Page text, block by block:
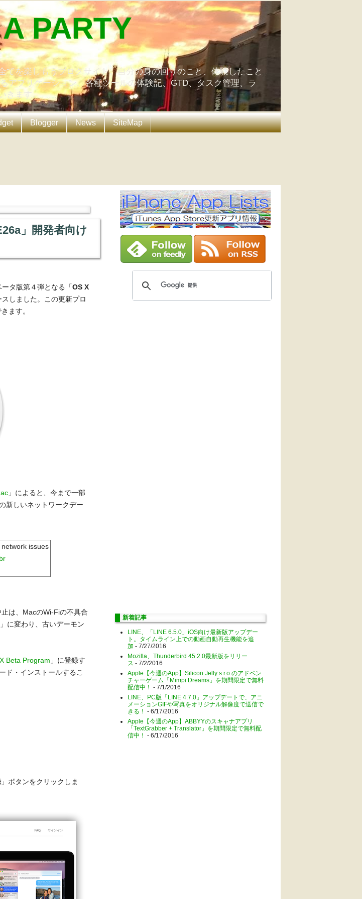
PARTY
を楽しもうブログサイト。自分の身の回りのこと、体験したこと
アプリケーション、各種ツールの体験記、GTD、タスク管理、ラ
きます。
Blogger News SiteMap
」開発者向け
タ版第４弾となる「OS X
しました。この更新プロ
ます。
」によると、今まで一部
新しいネットワークデー
issues
は、MacのWi-Fiの不具合
に変わり、古いデーモン
Beta Program 」に登録す
ド・インストールするこ
」ボタンをクリックしま
新着記事
LINE、「LINE 6.5.0」iOS向け最新版アップデー
ト。タイムライン上での動画自動再生機能を追
加 - 7/27/2016
Mozilla、Thunderbird 45.2.0最新版をリリー
ス - 7/2/2016
Apple【今週のApp】Silicon Jelly s.r.o.のアドベン
チャーゲーム「Mimpi Dreams」を期間限定で無料
配信中！ - 7/1/2016
LINE、PC版「LINE 4.7.0」アップデートで、アニ
メーションGIFや写真をオリジナル解像度で送信で
きる！ - 6/17/2016
Apple【今週のApp】ABBYYのスキャナアプリ
「TextGrabber + Translator」を期間限定で無料配
信中！ - 6/17/2016